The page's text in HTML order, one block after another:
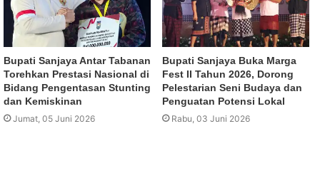
Bupati Sanjaya Antar Tabanan
Torehkan Prestasi Nasional di
Bidang Pengentasan Stunting
dan Kemiskinan
Jumat, 05 Juni 2026
Bupati Sanjaya Buka Marga
Fest II Tahun 2026, Dorong
Pelestarian Seni Budaya dan
Penguatan Potensi Lokal
Rabu, 03 Juni 2026